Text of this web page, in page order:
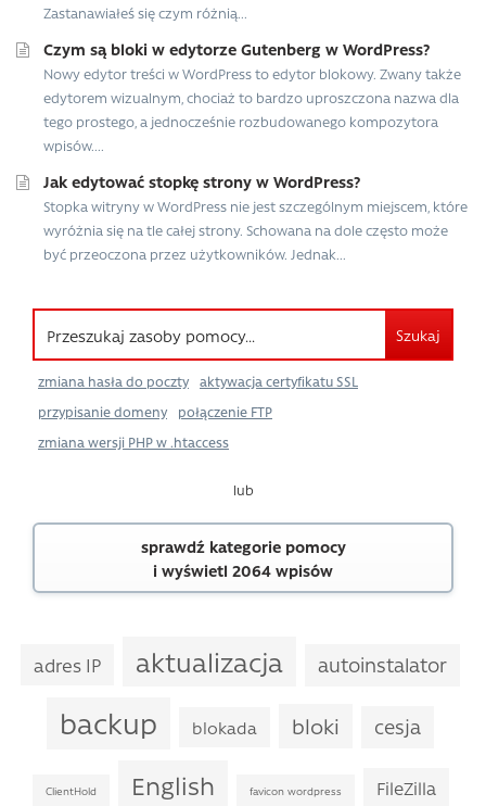
Zastanawiałeś się czym różnią...
Czym są bloki w edytorze Gutenberg w WordPress?
Nowy edytor treści w WordPress to edytor blokowy. Zwany także
edytorem wizualnym, chociaż to bardzo uproszczona nazwa dla
tego prostego, a jednocześnie rozbudowanego kompozytora
wpisów....
Jak edytować stopkę strony w WordPress?
Stopka witryny w WordPress nie jest szczególnym miejscem, które
wyróżnia się na tle całej strony. Schowana na dole często może
być przeoczona przez użytkowników. Jednak...
Szukaj
zmiana hasła do poczty
aktywacja certyfikatu SSL
przypisanie domeny
połączenie FTP
zmiana wersji PHP w .htaccess
lub
sprawdź kategorie pomocy
i wyświetl 2064 wpisów
adres IP aktualizacja autoinstalator
backup blokada bloki cesja
ClientHold English favicon wordpress FileZilla